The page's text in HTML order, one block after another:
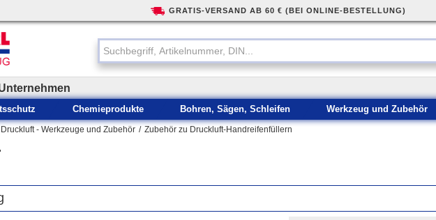
GRATIS-VERSAND AB 60 € (BEI ONLINE-BESTELLUNG)
Chemieprodukte Bohren, Sägen, Schleifen Werkzeug und Zubehör
Druckluft - Werkzeuge und Zubehör / Zubehör zu Druckluft-Handreifenfüllern